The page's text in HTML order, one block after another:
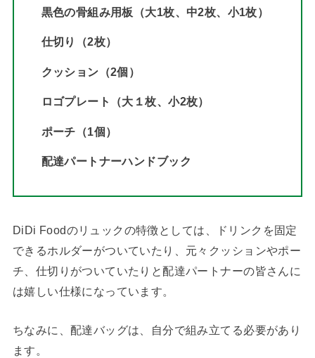
黒色の骨組み用板（大1枚、中2枚、小1枚）
仕切り（2枚）
クッション（2個）
ロゴプレート（大１枚、小2枚）
ポーチ（1個）
配達パートナーハンドブック
DiDi Foodのリュックの特徴としては、ドリンクを固定
できるホルダーがついていたり、元々クッションやポー
チ、仕切りがついていたりと配達パートナーの皆さんに
は嬉しい仕様になっています。
ちなみに、配達バッグは、自分で組み立てる必要があり
ます。